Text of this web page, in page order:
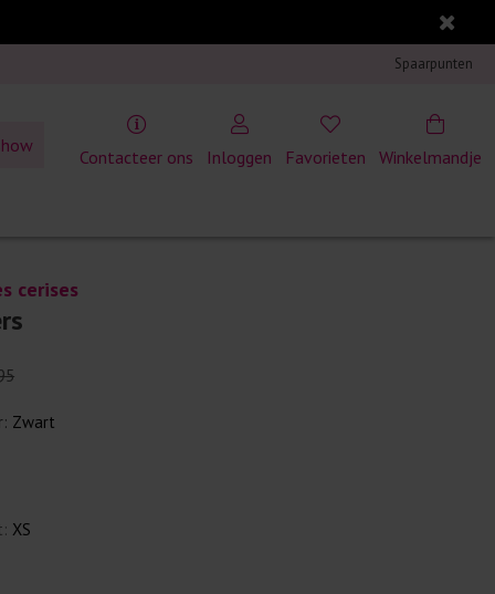
Spaarpunten
Winkelmandje
Contacteer ons Inloggen Favorieten
cerises
Zwart
XS